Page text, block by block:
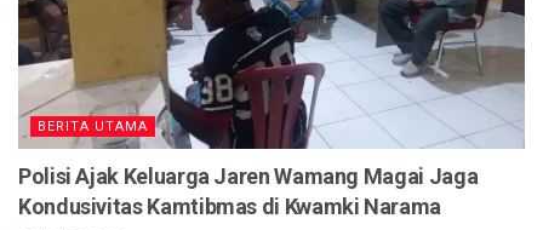
BERITA UTAMA
Polisi Ajak Keluarga Jaren Wamang Magai Jaga
Kondusivitas Kamtibmas di Kwamki Narama